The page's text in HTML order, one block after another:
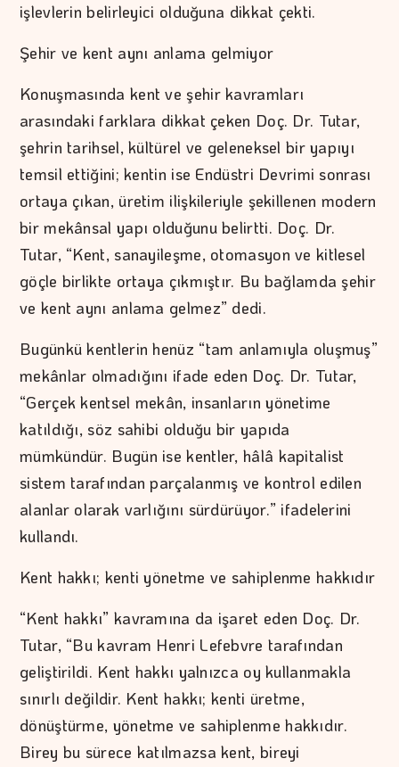
işlevlerin belirleyici olduğuna dikkat çekti.
Şehir ve kent aynı anlama gelmiyor
Konuşmasında kent ve şehir kavramları
arasındaki farklara dikkat çeken Doç. Dr. Tutar,
şehrin tarihsel, kültürel ve geleneksel bir yapıyı
temsil ettiğini; kentin ise Endüstri Devrimi sonrası
ortaya çıkan, üretim ilişkileriyle şekillenen modern
bir mekânsal yapı olduğunu belirtti. Doç. Dr.
Tutar, “Kent, sanayileşme, otomasyon ve kitlesel
göçle birlikte ortaya çıkmıştır. Bu bağlamda şehir
ve kent aynı anlama gelmez” dedi.
Bugünkü kentlerin henüz “tam anlamıyla oluşmuş”
mekânlar olmadığını ifade eden Doç. Dr. Tutar,
“Gerçek kentsel mekân, insanların yönetime
katıldığı, söz sahibi olduğu bir yapıda
mümkündür. Bugün ise kentler, hâlâ kapitalist
sistem tarafından parçalanmış ve kontrol edilen
alanlar olarak varlığını sürdürüyor.” ifadelerini
kullandı.
Kent hakkı; kenti yönetme ve sahiplenme hakkıdır
“Kent hakkı” kavramına da işaret eden Doç. Dr.
Tutar, “Bu kavram Henri Lefebvre tarafından
geliştirildi. Kent hakkı yalnızca oy kullanmakla
sınırlı değildir. Kent hakkı; kenti üretme,
dönüştürme, yönetme ve sahiplenme hakkıdır.
Birey bu sürece katılmazsa kent, bireyi